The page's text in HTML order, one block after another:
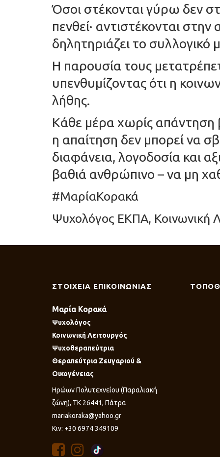
Όσοι στέκονται γύρω δεν
πενθεί· αντιστέκονται
δηλητηριάζει το συλλογικό
Η παρουσία τους
υπενθυμίζοντας ότι η
λήθης.
Κάθε μέρα χωρίς απάντηση
η απαίτηση δεν μπορεί να
διαφάνεια, λογοδοσία και
βαθιά ανθρώπινο – να μη
#ΜαρίαΚορακά
Ψυχολόγος ΕΚΠΑ, Κοινωνική
ΣΤΟΙΧΕΙΑ ΕΠΙΚΟΙΝΩΝΙΑΣ
Μαρία Κορακά
Ψυχολόγος
Κοινωνική Λειτουργός
Ψυχοθεραπεύτρια
Θεραπεύτρια Ζευγαριού &
Οικογένειας
Ηρώων Πολυτεχνείου (Παραλιακή
ζώνη), ΤΚ 26441, Πάτρα
mariakoraka@yahoo.gr
Κιν: +30 6974 349109